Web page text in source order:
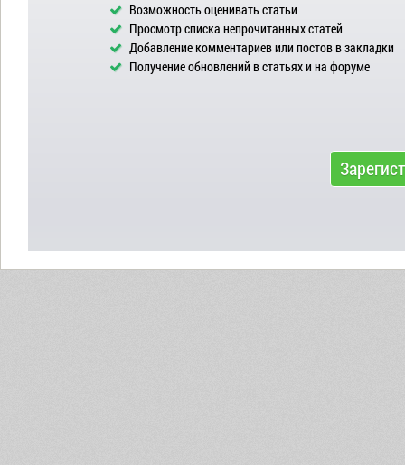
Возможность оценивать статьи
Просмотр списка непрочитанных статей
Добавление комментариев или постов в закладки
Получение обновлений в статьях и на форуме